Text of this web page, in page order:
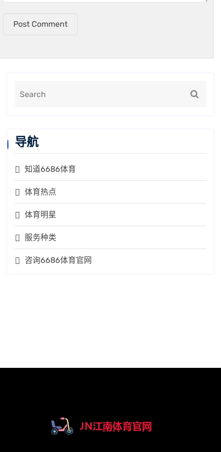
Post Comment
导航
知道6686体育
体育热点
体育明星
服务种类
咨询6686体育官网